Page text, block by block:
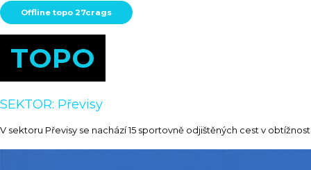
Offline topo 27crags
TOPO
SEKTOR: Převisy
V sektoru Převisy se nachází 15 sportovně odjištěných cest v